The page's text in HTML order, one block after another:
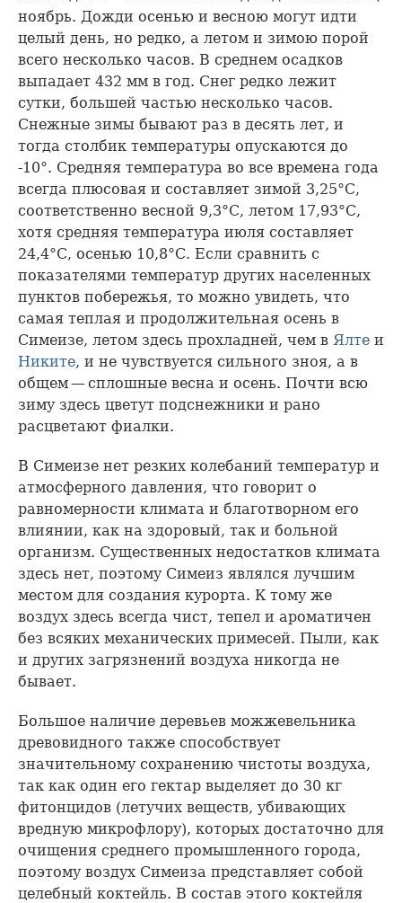
ноябрь. Дожди осенью и весною могут идти
целый день, но редко, а летом и зимою порой
всего несколько часов. В среднем осадков
выпадает 432 мм в год. Снег редко лежит
сутки, большей частью несколько часов.
Снежные зимы бывают раз в десять лет, и
тогда столбик температуры опускаются до
-10°. Средняя температура во все времена года
всегда плюсовая и составляет зимой 3,25°С,
соответственно весной 9,3°С, летом 17,93°С,
хотя средняя температура июля составляет
24,4°С, осенью 10,8°С. Если сравнить с
показателями температур других населенных
пунктов побережья, то можно увидеть, что
самая теплая и продолжительная осень в
Симеизе, летом здесь прохладней, чем в Ялте и
Никите, и не чувствуется сильного зноя, а в
общем — сплошные весна и осень. Почти всю
зиму здесь цветут подснежники и рано
расцветают фиалки.
В Симеизе нет резких колебаний температур и
атмосферного давления, что говорит о
равномерности климата и благотворном его
влиянии, как на здоровый, так и больной
организм. Существенных недостатков климата
здесь нет, поэтому Симеиз являлся лучшим
местом для создания курорта. К тому же
воздух здесь всегда чист, тепел и ароматичен
без всяких механических примесей. Пыли, как
и других загрязнений воздуха никогда не
бывает.
Большое наличие деревьев можжевельника
древовидного также способствует
значительному сохранению чистоты воздуха,
так как один его гектар выделяет до 30 кг
фитонцидов (летучих веществ, убивающих
вредную микрофлору), которых достаточно для
очищения среднего промышленного города,
поэтому воздух Симеиза представляет собой
целебный коктейль. В состав этого коктейля